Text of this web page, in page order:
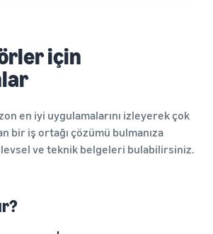
için
en iyi uygulamalarını izleyerek çok
bir iş ortağı çözümü bulmanıza
ve teknik belgeleri bulabilirsiniz.